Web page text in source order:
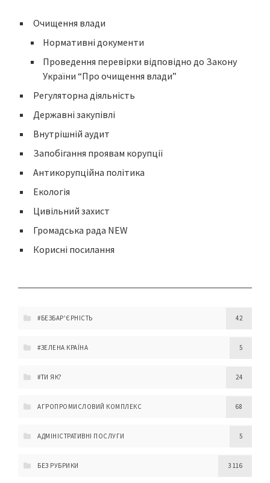
o
o
k
er l
Очищення влади
Нормативні документи
Проведення перевірки відповідно до Закону
України “Про очищення влади”
Регуляторна діяльність
Державні закупівлі
Внутрішній аудит
Запобігання проявам корупції
Антикорупційна політика
Екологія
Цивільний захист
Громадська рада NEW
Корисні посилання
#БЕЗБАР'ЄРНІСТЬ 42
#ЗЕЛЕНА КРАЇНА 5
#ТИ ЯК? 24
АГРОПРОМИСЛОВИЙ КОМПЛЕКС 68
АДМІНІСТРАТИВНІ ПОСЛУГИ 5
БЕЗ РУБРИКИ 3 116